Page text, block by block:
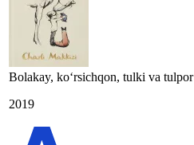
Bolakay, ko‘rsichqon, tulki va tulpor
2019